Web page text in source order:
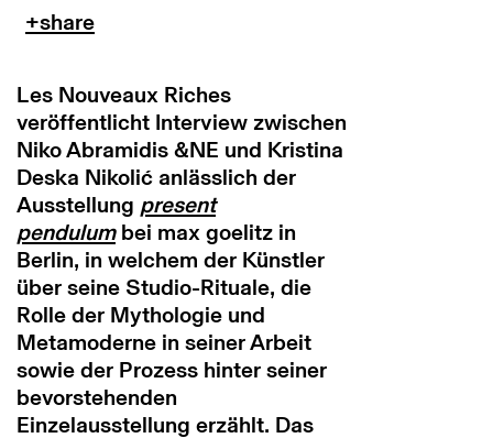
Les Nouveaux Riches
veröffentlicht Interview zwischen
Niko Abramidis &NE und Kristina
Deska Nikolić anlässlich der
Ausstellung present
pendulumbei max goelitz in
Berlin, in welchem der Künstler
über seine Studio-Rituale, die
Rolle der Mythologie und
Metamoderne in seiner Arbeit
sowie der Prozess hinter seiner
bevorstehenden
Einzelausstellung erzählt. Das